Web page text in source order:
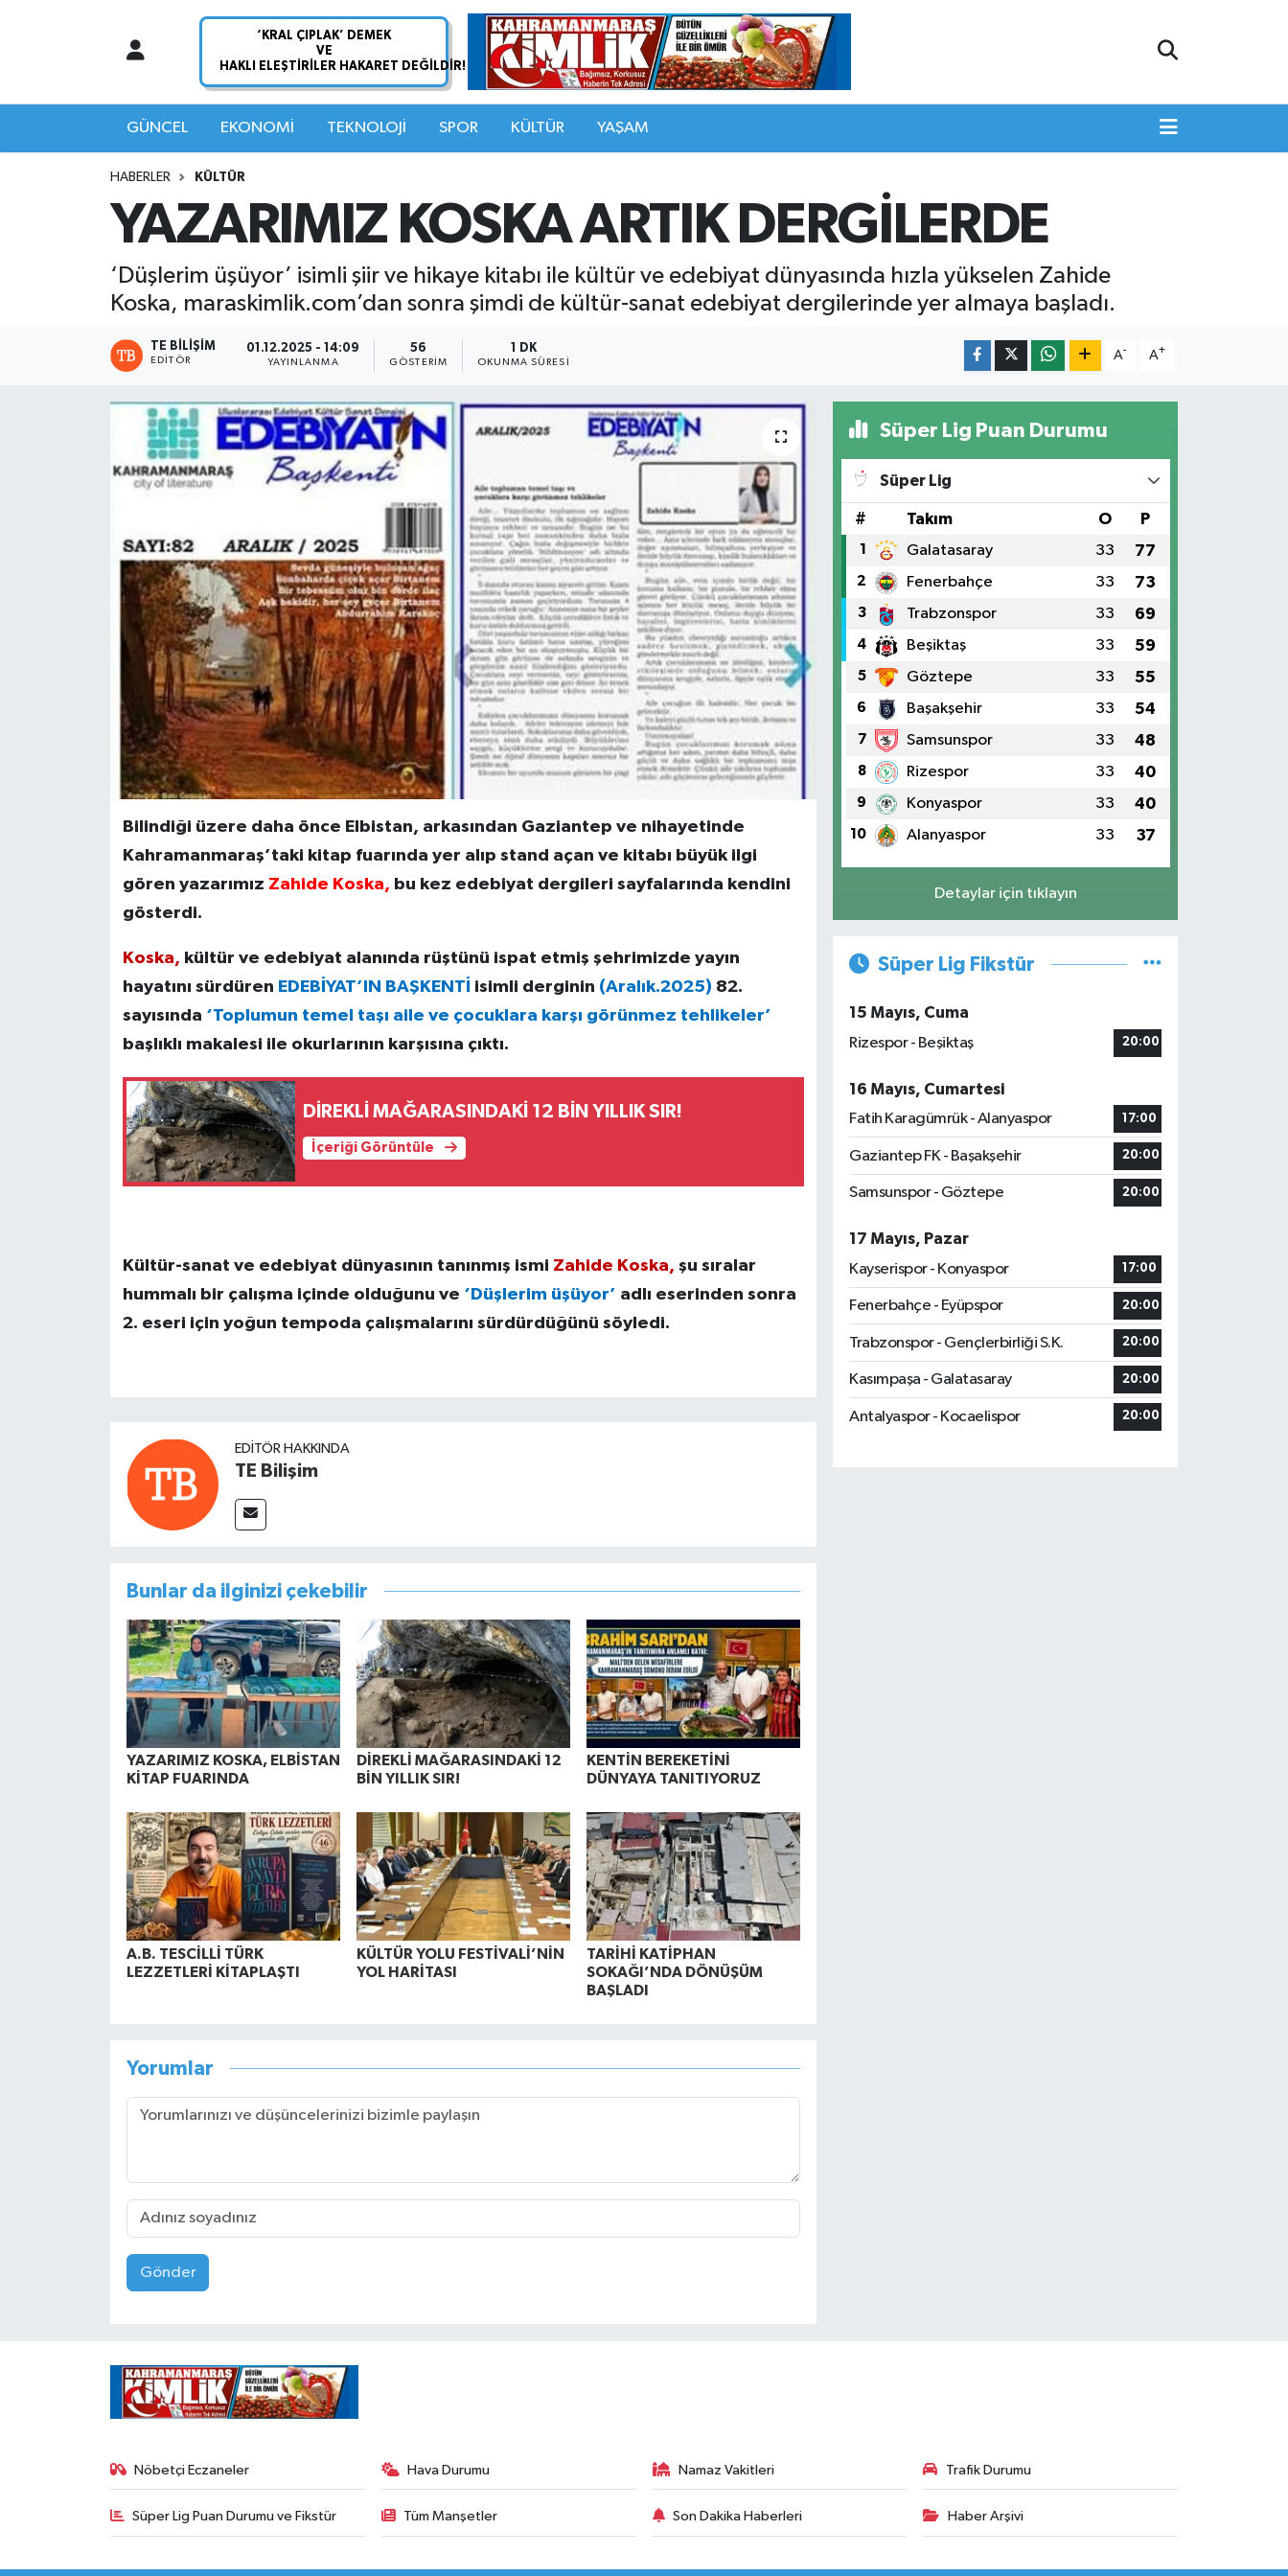
GÜNCEL EKONOMİ TEKNOLOJİ SPOR KÜLTÜR YAŞAM
HABERLER KÜLTÜR
YAZARIMIZ KOSKA ARTIK DERGİLERDE
‘Düşlerim üşüyor’ isimli şiir ve hikaye kitabı ile kültür ve edebiyat dünyasında hızla yükselen Zahide
Koska, maraskimlik.com’dan sonra şimdi de kültür-sanat edebiyat dergilerinde yer almaya başladı.
TE BILIŞIM
EDITÖR
01.12.2025 - 14:09
YAYINLANMA
56
GÖSTERIM
1 DK
OKUNMA SÜRESI
A- A+
Bilindiği üzere daha önce Elbistan, arkasından Gaziantep ve nihayetinde
Kahramanmaraş’taki kitap fuarında yer alıp stand açan ve kitabı büyük ilgi
gören yazarımız Zahide Koska, bu kez edebiyat dergileri sayfalarında kendini
gösterdi.
Koska, kültür ve edebiyat alanında rüştünü ispat etmiş şehrimizde yayın
hayatını sürdüren EDEBİYAT’IN BAŞKENTİ isimli derginin (Aralık.2025) 82.
sayısında ‘Toplumun temel taşı aile ve çocuklara karşı görünmez tehlikeler’
başlıklı makalesi ile okurlarının karşısına çıktı.
DİREKLİ MAĞARASINDAKİ 12 BİN YILLIK SIR!
İçeriği Görüntüle
Kültür-sanat ve edebiyat dünyasının tanınmış ismi Zahide Koska, şu sıralar
hummalı bir çalışma içinde olduğunu ve ‘Düşlerim üşüyor’ adlı eserinden sonra
2. eseri için yoğun tempoda çalışmalarını sürdürdüğünü söyledi.
EDITÖR HAKKINDA
TE Bilişim
Bunlar da ilginizi çekebilir
YAZARIMIZ KOSKA, ELBİSTAN
KİTAP FUARINDA
DİREKLİ MAĞARASINDAKİ 12
BİN YILLIK SIR!
KENTİN BEREKETİNİ
DÜNYAYA TANITIYORUZ
A.B. TESCİLLİ TÜRK
LEZZETLERİ KİTAPLAŞTI
KÜLTÜR YOLU FESTİVALİ’NİN
YOL HARİTASI
TARİHİ KATİPHAN
SOKAĞI’NDA DÖNÜŞÜM
BAŞLADI
Yorumlar
Gönder
Süper Lig Puan Durumu
Süper Lig
# Takım O P
1 Galatasaray 33 77
2 Fenerbahçe 33 73
3 Trabzonspor 33 69
4 Beşiktaş 33 59
5 Göztepe 33 55
6 Başakşehir 33 54
7 Samsunspor 33 48
8 Rizespor 33 40
9 Konyaspor 33 40
10 Alanyaspor 33 37
Detaylar için tıklayın
Süper Lig Fikstür
15 Mayıs, Cuma
Rizespor - Beşiktaş
20:00
16 Mayıs, Cumartesi
Fatih Karagümrük - Alanyaspor
17:00
Gaziantep FK - Başakşehir 20:00
Samsunspor - Göztepe 20:00
17 Mayıs, Pazar
Kayserispor - Konyaspor
17:00
Fenerbahçe - Eyüpspor 20:00
Trabzonspor - Gençlerbirliği S.K. 20:00
Kasımpaşa - Galatasaray 20:00
Antalyaspor - Kocaelispor 20:00
Nöbetçi Eczaneler Hava Durumu Namaz Vakitleri Trafik Durumu
Süper Lig Puan Durumu ve Fikstür Tüm Manşetler Son Dakika Haberleri Haber Arşivi
Hava Durumu
Namaz Vakitleri
Trafik Durumu
Süper Lig Puan Durumu ve Fikstür
Son Dakika Haberleri